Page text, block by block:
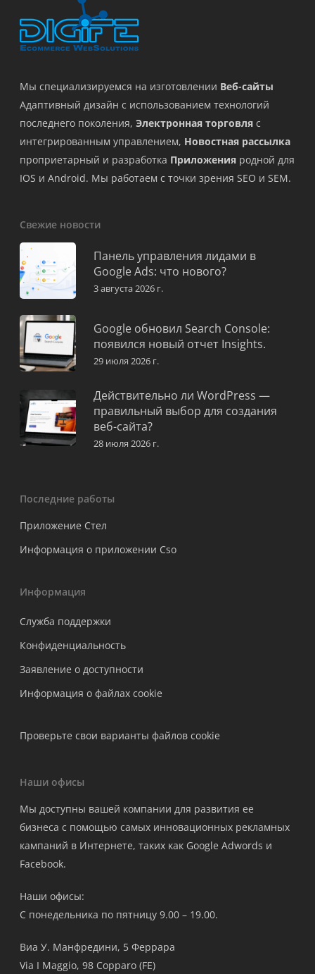
Мы специализируемся на изготовлении Веб-сайты
Адаптивный дизайн с использованием технологий
последнего поколения, Электронная торговля с
интегрированным управлением, Новостная рассылка
проприетарный и разработка Приложения родной для
IOS и Android. Мы работаем с точки зрения SEO и SEM.
Свежие новости
Панель управления лидами в
Google Ads: что нового?
3 августа 2026 г.
Google обновил Search Console:
появился новый отчет Insights.
29 июля 2026 г.
Действительно ли WordPress —
правильный выбор для создания
веб-сайта?
28 июля 2026 г.
Последние работы
Приложение Стел
Информация о приложении Cso
Информация
Служба поддержки
Конфиденциальность
Заявление о доступности
Информация о файлах cookie
Проверьте свои варианты файлов cookie
Наши офисы
Мы доступны вашей компании для развития ее
бизнеса с помощью самых инновационных рекламных
кампаний в Интернете, таких как Google Adwords и
Facebook.
Наши офисы:
С понедельника по пятницу 9.00 – 19.00.
Виа У. Манфредини, 5 Феррара
Via I Maggio, 98 Copparo (FE)